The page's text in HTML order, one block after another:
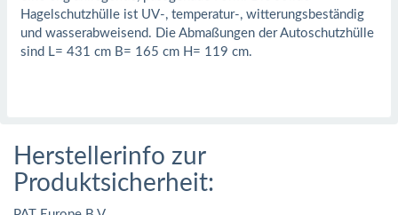
Hagelschutzhülle ist UV-, temperatur-, witterungsbeständig
und wasserabweisend. Die Abmaßungen der Autoschutzhülle
sind L= 431 cm B= 165 cm H= 119 cm.
Herstellerinfo zur
Produktsicherheit: